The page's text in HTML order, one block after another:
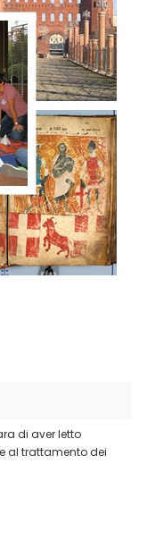
di aver letto
al trattamento dei